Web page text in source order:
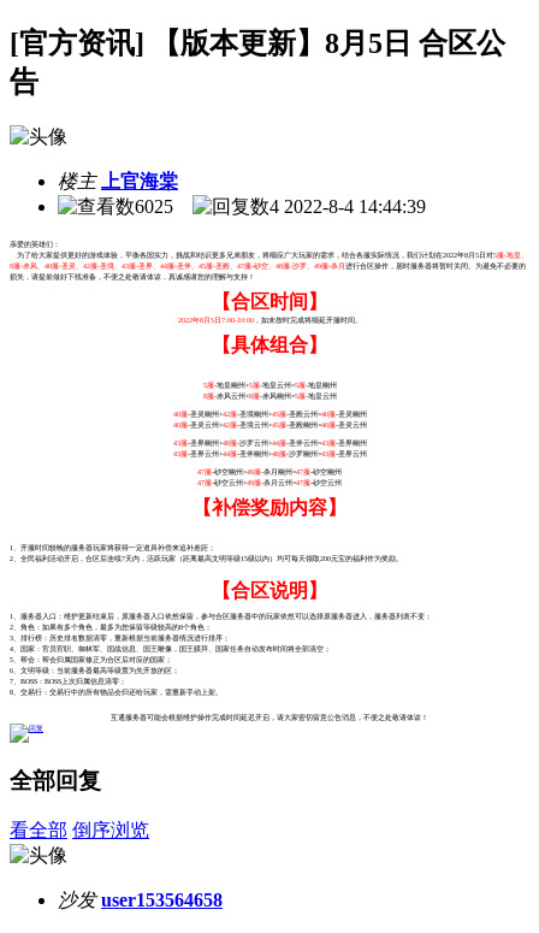
[官方资讯] 【版本更新】8月5日 合区公
告
楼主
上官海棠
6025
4 2022-8-4 14:44:39
亲爱的英雄们：
为了给大家提供更好的游戏体验，平衡各国实力，挑战和结识更多兄弟朋友，将顺应广大玩家的需求，结合各服实际情况，我们计划在2022年8月5日对5服-地皇、
8服-赤风、40服-圣灵、42服-圣境、43服-圣界、44服-圣斧、45服-圣殿、47服-砂空、48服-沙罗、49服-杀月进行合区操作，届时服务器将暂时关闭。为避免不必要的
损失，请提前做好下线准备，不便之处敬请体谅，真诚感谢您的理解与支持！
【合区时间】
2022年8月5日7:00-10:00，如未按时完成将顺延开服时间。
【具体组合】
5服-地皇幽州+5服-地皇云州=5服-地皇幽州
8服-赤风云州+8服-赤风幽州=5服-地皇云州
40服-圣灵幽州+42服-圣境幽州+45服-圣殿云州=40服-圣灵幽州
40服-圣灵云州+42服-圣境云州+45服-圣殿幽州=40服-圣灵云州
43服-圣界幽州+48服-沙罗云州+44服-圣斧云州=43服-圣界幽州
43服-圣界云州+44服-圣斧幽州+48服-沙罗幽州=43服-圣界云州
47服-砂空幽州+49服-杀月幽州=47服-砂空幽州
47服-砂空云州+49服-杀月云州=47服-砂空云州
【补偿奖励内容】
1、开服时间较晚的服务器玩家将获得一定道具补偿来追补差距；
2、全民福利活动开启，合区后连续7天内，活跃玩家（距离最高文明等级15级以内）均可每天领取200元宝的福利作为奖励。
【合区说明】
1、服务器入口：维护更新结束后，原服务器入口依然保留，参与合区服务器中的玩家依然可以选择原服务器进入，服务器列表不变；
2、角色：如果有多个角色，最多为您保留等级较高的8个角色；
3、排行榜：历史排名数据清零，重新根据当前服务器情况进行排序；
4、国家：官员官职、御林军、国战信息、国王雕像，国王膜拜、国家任务自动发布时间将全部清空；
5、帮会：帮会归属国家修正为合区后对应的国家；
6、文明等级：当前服务器最高等级置为先开放的区；
7、BOSS：BOSS上次归属信息清零；
8、交易行：交易行中的所有物品会归还给玩家，需重新手动上架。
互通服务器可能会根据维护操作完成时间延迟开启，请大家密切留意公告消息，不便之处敬请体谅！
全部回复
看全部 倒序浏览
沙发 user153564658